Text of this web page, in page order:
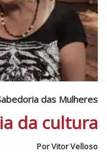
das Mulheres
da cultura
Por Vitor Velloso